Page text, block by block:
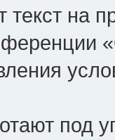
текст на
под